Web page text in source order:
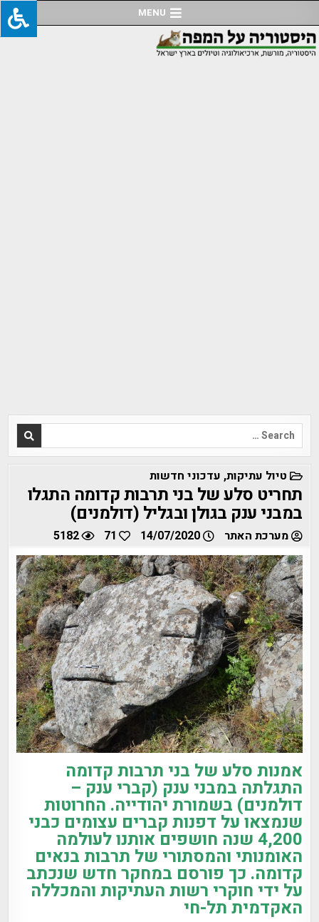
to
content
MENU
Search
for:
POSTED
IN
טיול עתיקות, עדכוני חדשות
תחריט סלע של בני תרבות קדומה התגלו
במבני ענק בגולן ובגליל (דולמנים)
מערכת האתר 14/07/2020
71
5182
אמנות סלע של בני תרבות קדומה
התגלתה במבני ענק (קברי ענק –
דולמנים) בשמורת יהודייה. החרוטות
שנמצאו על דפנות קברים עצומים כבני
4,200 שנה חושפים אותנו לעולמה
האומנותי והמסתורי של תרבות בנאים
קדומה. כך פורסם במחקר חדש שנכתב
על ידי חוקרי רשות העתיקות והמכללה
האקדמית תל-חי